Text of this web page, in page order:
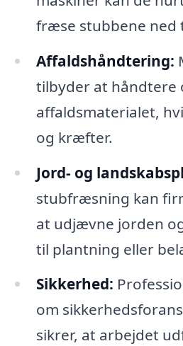
fræse stubbene ned
Affaldshåndtering:
tilbyder at håndtere
affaldsmaterialet,
og kræfter.
Jord- og
stubfræsning kan
at udjævne jorden
til plantning eller
Sikkerhed:
om
sikrer, at arbejdet